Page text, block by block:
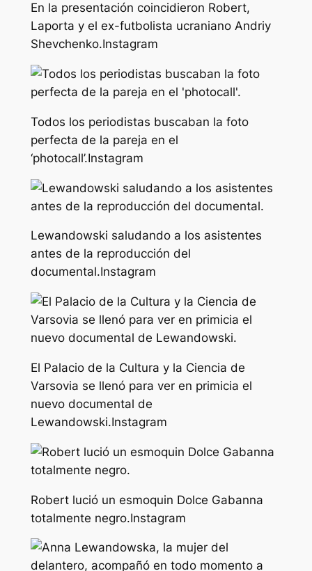
En la presentación coincidieron Robert,
Laporta y el ex-futbolista ucraniano Andriy
Shevchenko.Instagram
Todos los periodistas buscaban la foto
perfecta de la pareja en el
‘photocall’.Instagram
Lewandowski saludando a los asistentes
antes de la reproducción del
documental.Instagram
El Palacio de la Cultura y la Ciencia de
Varsovia se llenó para ver en primicia el
nuevo documental de
Lewandowski.Instagram
Robert lució un esmoquin Dolce Gabanna
totalmente negro.Instagram